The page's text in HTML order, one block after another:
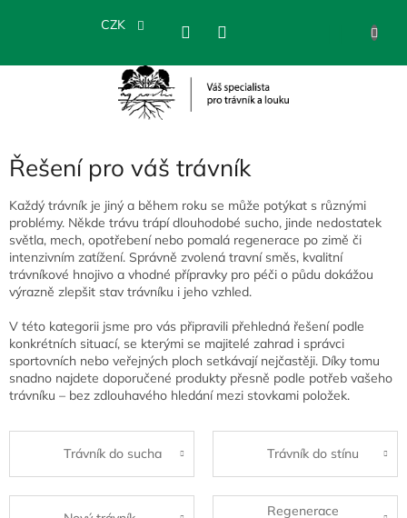
CZK
Řešení pro váš trávník
Každý trávník je jiný a během roku se může potýkat s různými
problémy. Někde trávu trápí dlouhodobé sucho, jinde nedostatek
světla, mech, opotřebení nebo pomalá regenerace po zimě či
intenzivním zatížení. Správně zvolená travní směs, kvalitní
trávníkové hnojivo a vhodné přípravky pro péči o půdu dokážou
výrazně zlepšit stav trávníku i jeho vzhled.
V této kategorii jsme pro vás připravili přehledná řešení podle
konkrétních situací, se kterými se majitelé zahrad i správci
sportovních nebo veřejných ploch setkávají nejčastěji. Díky tomu
snadno najdete doporučené produkty přesně podle potřeb vašeho
trávníku – bez zdlouhavého hledání mezi stovkami položek.
Trávník do sucha Trávník do stínu
Regenerace